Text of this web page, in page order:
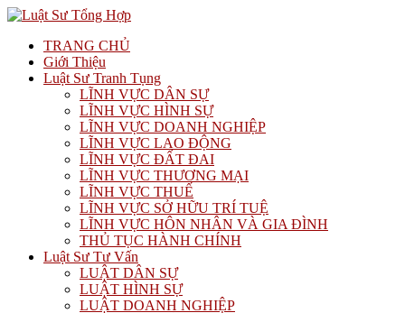
TRANG CHỦ
Giới Thiệu
Luật Sư Tranh Tụng
LĨNH VỰC DÂN SỰ
LĨNH VỰC HÌNH SỰ
LĨNH VỰC DOANH NGHIỆP
LĨNH VỰC LAO ĐỘNG
LĨNH VỰC ĐẤT ĐAI
LĨNH VỰC THƯƠNG MẠI
LĨNH VỰC THUẾ
LĨNH VỰC SỞ HỮU TRÍ TUỆ
LĨNH VỰC HÔN NHÂN VÀ GIA ĐÌNH
THỦ TỤC HÀNH CHÍNH
Luật Sư Tư Vấn
LUẬT DÂN SỰ
LUẬT HÌNH SỰ
LUẬT DOANH NGHIỆP